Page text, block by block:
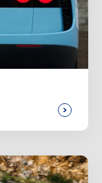
>